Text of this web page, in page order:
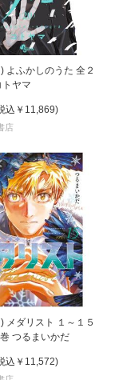
よふかしのうた 全２
トヤマ
込 ￥11,869)
店
メダリスト １～１５
つるまいかだ
込 ￥11,572)